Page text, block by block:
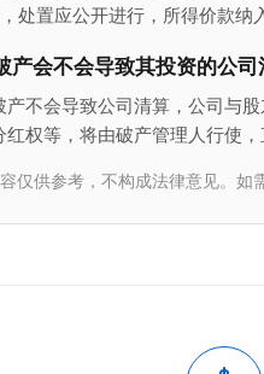
处置应公开进行，所得价款纳
产会不会导致其投资的公司
产不会导致公司清算，公司与
红权等，将由破产管理人行使
仅供参考，不构成法律意见。